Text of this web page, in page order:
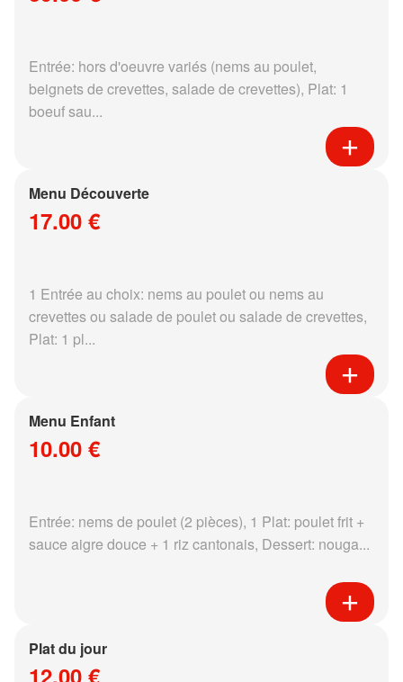
Entrée: hors d'oeuvre variés (nems au poulet,
beignets de crevettes, salade de crevettes), Plat: 1
boeuf sau...
Menu Découverte
17.00 €
1 Entrée au choix: nems au poulet ou nems au
crevettes ou salade de poulet ou salade de crevettes,
Plat: 1 pl...
Menu Enfant
10.00 €
Entrée: nems de poulet (2 pièces), 1 Plat: poulet frit +
sauce aigre douce + 1 riz cantonais, Dessert: nouga...
Plat du jour